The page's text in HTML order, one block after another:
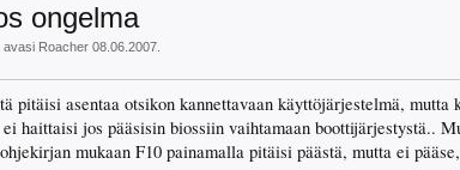
ongelma
avasi Roacher 08.06.2007
pitäisi asentaa otsikon kannettavaan käyttöjärjestelmä,
haittaisi jos pääsisin biossiin vaihtamaan boottijärjestystä..
mukaan F10 painamalla pitäisi päästä, mutta ei